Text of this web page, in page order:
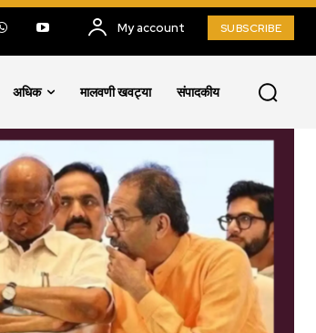
My account SUBSCRIBE
अधिक मालवणी खवट्या संपादकीय